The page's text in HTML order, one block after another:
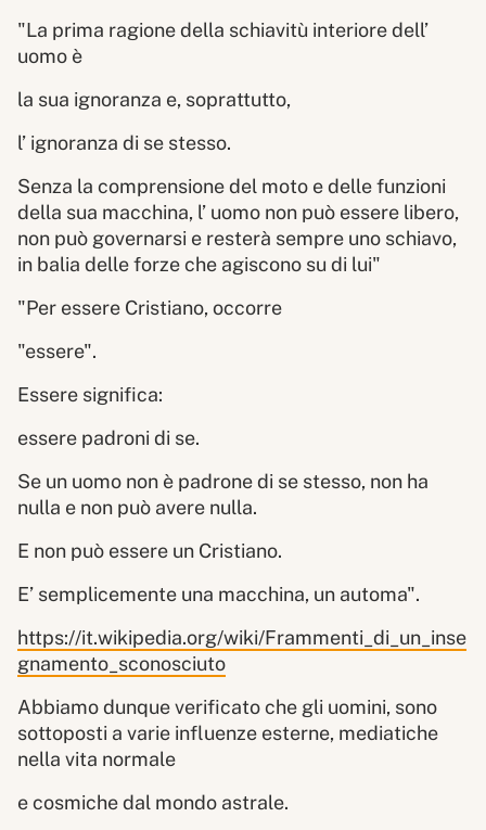
"La prima ragione della schiavitù interiore dell’
uomo è
la sua ignoranza e, soprattutto,
l’ ignoranza di se stesso.
Senza la comprensione del moto e delle funzioni
della sua macchina, l’ uomo non può essere libero,
non può governarsi e resterà sempre uno schiavo,
in balia delle forze che agiscono su di lui"
"Per essere Cristiano, occorre
"essere".
Essere significa:
essere padroni di se.
Se un uomo non è padrone di se stesso, non ha
nulla e non può avere nulla.
E non può essere un Cristiano.
E’ semplicemente una macchina, un automa".
https://it.wikipedia.org/wiki/Frammenti_di_un_inse
gnamento_sconosciuto
Abbiamo dunque verificato che gli uomini, sono
sottoposti a varie influenze esterne, mediatiche
nella vita normale
e cosmiche dal mondo astrale.